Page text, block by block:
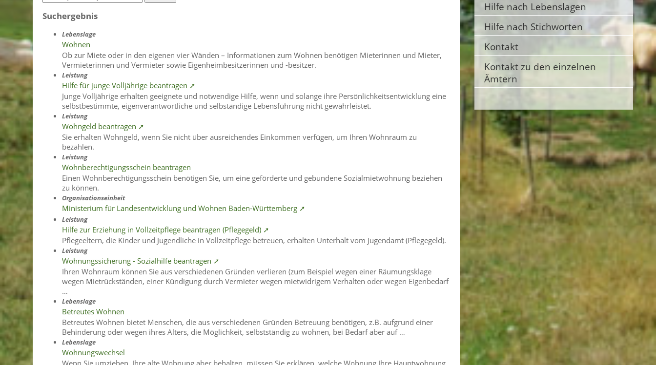
Suchergebnis
Lebenslage
Wohnen
Ob zur Miete oder in den eigenen vier Wänden – Informationen zum Wohnen benötigen Mieterinnen und Mieter,
Vermieterinnen und Vermieter sowie Eigenheimbesitzerinnen und -besitzer.
Leistung
Hilfe für junge Volljährige beantragen ➚
Junge Volljährige erhalten geeignete und notwendige Hilfe, wenn und solange ihre Persönlichkeitsentwicklung eine
selbstbestimmte, eigenverantwortliche und selbständige Lebensführung nicht gewährleistet.
Leistung
Wohngeld beantragen ➚
Sie erhalten Wohngeld, wenn Sie nicht über ausreichendes Einkommen verfügen, um Ihren Wohnraum zu
bezahlen.
Leistung
Wohnberechtigungsschein beantragen
Einen Wohnberechtigungsschein benötigen Sie, um eine geförderte und gebundene Sozialmietwohnung beziehen
zu können.
Organisationseinheit
Ministerium für Landesentwicklung und Wohnen Baden-Württemberg ➚
Leistung
Hilfe zur Erziehung in Vollzeitpflege beantragen (Pflegegeld) ➚
Pflegeeltern, die Kinder und Jugendliche in Vollzeitpflege betreuen, erhalten Unterhalt vom Jugendamt (Pflegegeld).
Leistung
Wohnungssicherung - Sozialhilfe beantragen ➚
Ihren Wohnraum können Sie aus verschiedenen Gründen verlieren (zum Beispiel wegen einer Räumungsklage
wegen Mietrückständen, einer Kündigung durch Vermieter wegen mietwidrigem Verhalten oder wegen Eigenbedarf
…
Lebenslage
Betreutes Wohnen
Betreutes Wohnen bietet Menschen, die aus verschiedenen Gründen Betreuung benötigen, z.B. aufgrund einer
Behinderung oder wegen ihres Alters, die Möglichkeit, selbstständig zu wohnen, bei Bedarf aber auf …
Lebenslage
Wohnungswechsel
Hilfe nach Lebenslagen
Hilfe nach Stichworten
Kontakt
Kontakt zu den einzelnen
Ämtern